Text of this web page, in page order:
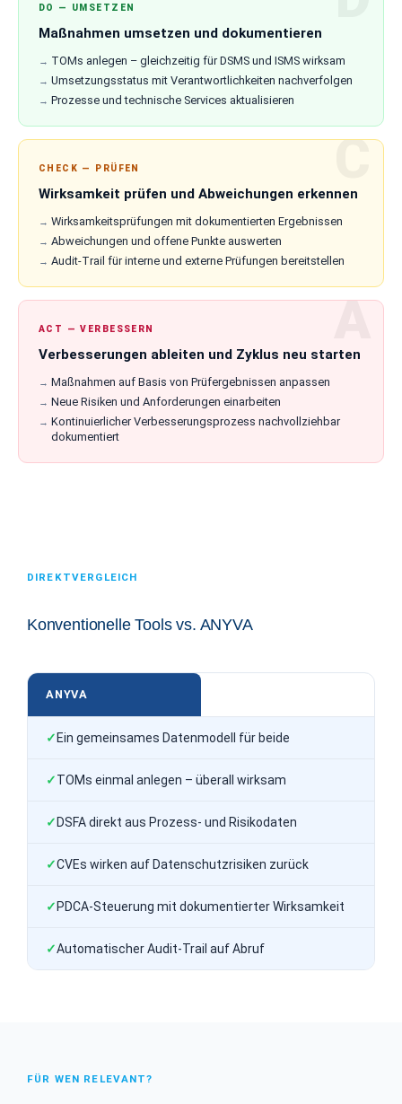
DO — UMSETZEN
Maßnahmen umsetzen und dokumentieren
TOMs anlegen – gleichzeitig für DSMS und ISMS wirksam
Umsetzungsstatus mit Verantwortlichkeiten nachverfolgen
Prozesse und technische Services aktualisieren
CHECK — PRÜFEN
Wirksamkeit prüfen und Abweichungen erkennen
Wirksamkeitsprüfungen mit dokumentierten Ergebnissen
Abweichungen und offene Punkte auswerten
Audit-Trail für interne und externe Prüfungen bereitstellen
ACT — VERBESSERN
Verbesserungen ableiten und Zyklus neu starten
Maßnahmen auf Basis von Prüfergebnissen anpassen
Neue Risiken und Anforderungen einarbeiten
Kontinuierlicher Verbesserungsprozess nachvollziehbar
dokumentiert
DIREKTVERGLEICH
Konventionelle Tools vs. ANYVA
ANYVA
Ein gemeinsames Datenmodell für beide
TOMs einmal anlegen – überall wirksam
DSFA direkt aus Prozess- und Risikodaten
CVEs wirken auf Datenschutzrisiken zurück
PDCA-Steuerung mit dokumentierter Wirksamkeit
Automatischer Audit-Trail auf Abruf
FÜR WEN RELEVANT?